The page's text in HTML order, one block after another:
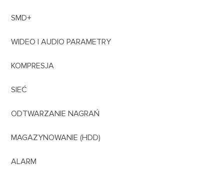
SMD+
WIDEO I AUDIO PARAMETRY
KOMPRESJA
SIEĆ
ODTWARZANIE NAGRAŃ
MAGAZYNOWANIE (HDD)
ALARM